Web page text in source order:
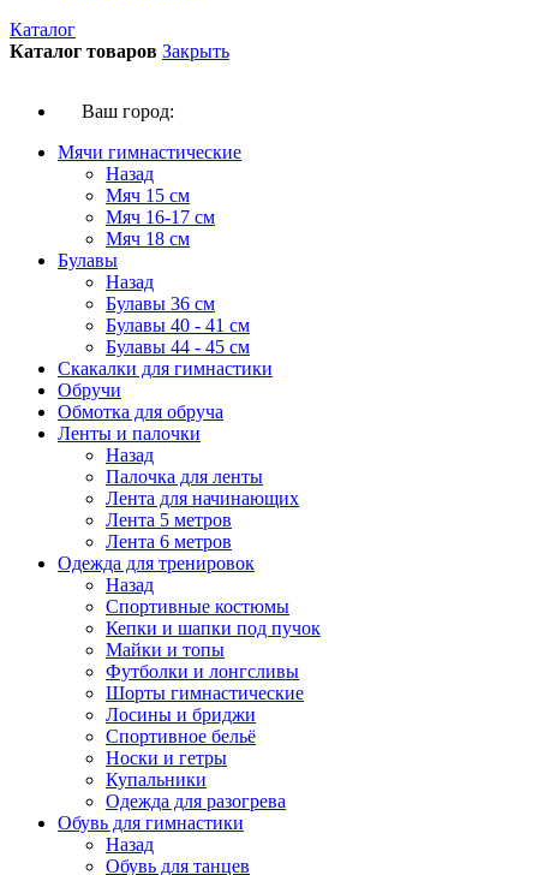
Каталог
Каталог товаров Закрыть
Ваш город:
Мячи гимнастические
Назад
Мяч 15 см
Мяч 16-17 см
Мяч 18 см
Булавы
Назад
Булавы 36 см
Булавы 40 - 41 см
Булавы 44 - 45 см
Скакалки для гимнастики
Обручи
Обмотка для обруча
Ленты и палочки
Назад
Палочка для ленты
Лента для начинающих
Лента 5 метров
Лента 6 метров
Одежда для тренировок
Назад
Спортивные костюмы
Кепки и шапки под пучок
Майки и топы
Футболки и лонгсливы
Шорты гимнастические
Лосины и бриджи
Спортивное бельё
Носки и гетры
Купальники
Одежда для разогрева
Обувь для гимнастики
Назад
Обувь для танцев